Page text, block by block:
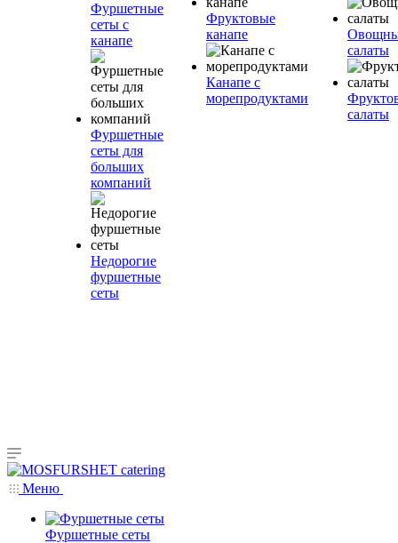
Фуршетные
сеты с
канапе
Фуршетные
сеты для
больших
компаний
Недорогие
фуршетные
сеты
Фруктовые
канапе
Канапе с
морепродуктами
салаты
салаты
Меню
Фуршетные сеты